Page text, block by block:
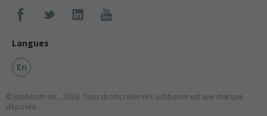
Langues
En
© Jobboom Inc., 2026. Tous droits réservés. Jobboom est une marque
déposée.